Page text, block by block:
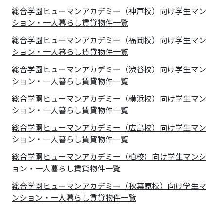
総合学園ヒューマンアカデミー（神戸校）向け学生マン
ション・一人暮らし賃貸物件一覧
総合学園ヒューマンアカデミー（福岡校）向け学生マン
ション・一人暮らし賃貸物件一覧
総合学園ヒューマンアカデミー（渋谷校）向け学生マン
ション・一人暮らし賃貸物件一覧
総合学園ヒューマンアカデミー（横浜校）向け学生マン
ション・一人暮らし賃貸物件一覧
総合学園ヒューマンアカデミー（広島校）向け学生マン
ション・一人暮らし賃貸物件一覧
総合学園ヒューマンアカデミー（柏校）向け学生マンシ
ョン・一人暮らし賃貸物件一覧
総合学園ヒューマンアカデミー（秋葉原校）向け学生マ
ンション・一人暮らし賃貸物件一覧